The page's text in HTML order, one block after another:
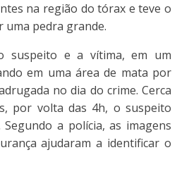
na região do tórax e teve o
uma pedra grande.
suspeito e a vítima, em um
em uma área de mata por
no dia do crime. Cerca
por volta das 4h, o suspeito
a polícia, as imagens
ajudaram a identificar o